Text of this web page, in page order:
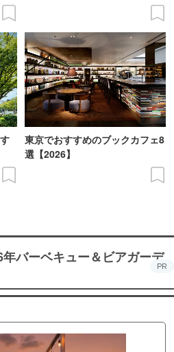
東京でおすすめのブックカフェ8
選【2026】
バーベキュー＆ビアガーデ
PR